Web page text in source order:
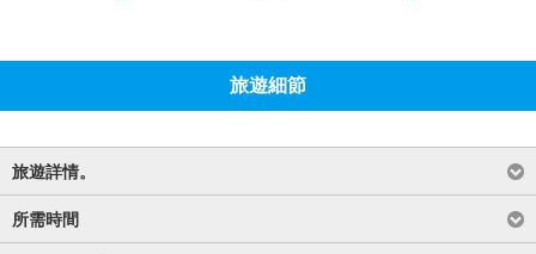
旅遊細節
旅遊詳情。
所需時間